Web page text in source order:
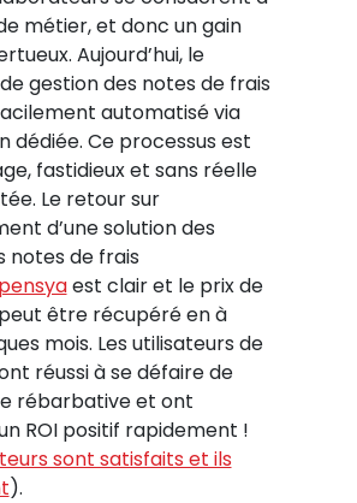
métier, et donc un gain
Aujourd’hui, le
gestion des notes de frais
automatisé via
dédiée. Ce processus est
fastidieux et sans réelle
Le retour sur
d’une solution des
notes de frais
est clair et le prix de
être récupéré en à
mois. Les utilisateurs de
réussi à se défaire de
rébarbative et ont
ROI positif rapidement !
sont satisfaits et ils
).